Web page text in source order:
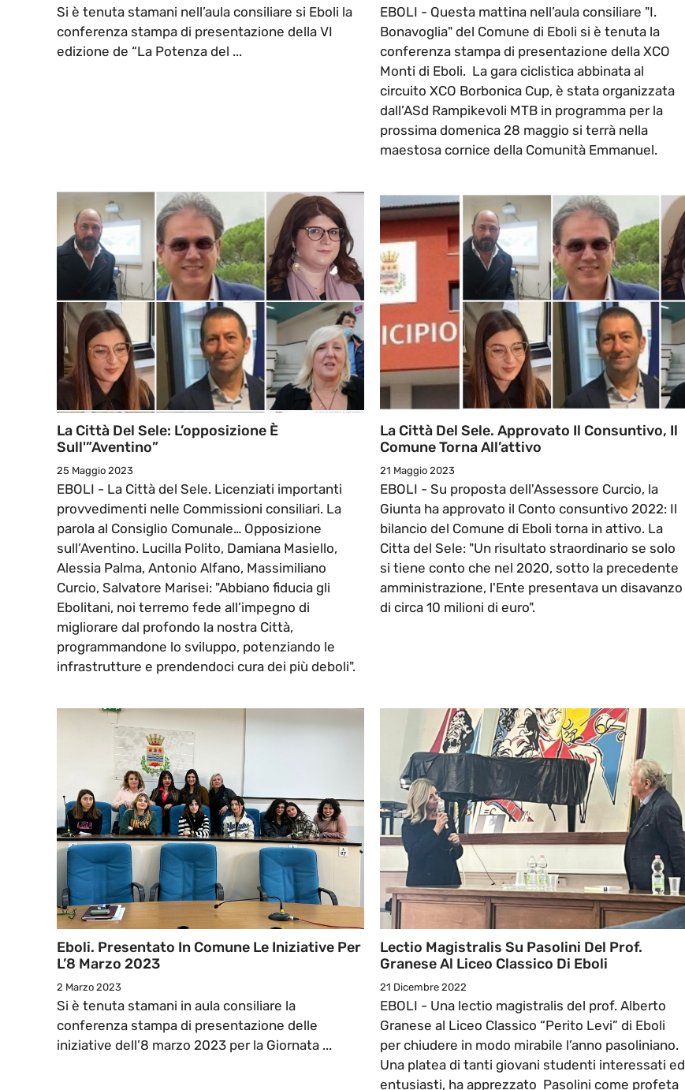
Si è tenuta stamani nell’aula consiliare si Eboli la
conferenza stampa di presentazione della VI
edizione de “La Potenza del ...
EBOLI - Questa mattina nell’aula consiliare "I.
Bonavoglia" del Comune di Eboli si è tenuta la
conferenza stampa di presentazione della XCO
Monti di Eboli. La gara ciclistica abbinata al
circuito XCO Borbonica Cup, è stata organizzata
dall’ASd Rampikevoli MTB in programma per la
prossima domenica 28 maggio si terrà nella
maestosa cornice della Comunità Emmanuel.
La Città Del Sele: L’opposizione È
Sull'”Aventino”
25 Maggio 2023
EBOLI - La Città del Sele. Licenziati importanti
provvedimenti nelle Commissioni consiliari. La
parola al Consiglio Comunale… Opposizione
sull’Aventino. Lucilla Polito, Damiana Masiello,
Alessia Palma, Antonio Alfano, Massimiliano
Curcio, Salvatore Marisei: "Abbiano fiducia gli
Ebolitani, noi terremo fede all’impegno di
migliorare dal profondo la nostra Città,
programmandone lo sviluppo, potenziando le
infrastrutture e prendendoci cura dei più deboli".
La Città Del Sele. Approvato Il Consuntivo, Il
Comune Torna All’attivo
21 Maggio 2023
EBOLI - Su proposta dell'Assessore Curcio, la
Giunta ha approvato il Conto consuntivo 2022: Il
bilancio del Comune di Eboli torna in attivo. La
Citta del Sele: "Un risultato straordinario se solo
si tiene conto che nel 2020, sotto la precedente
amministrazione, l'Ente presentava un disavanzo
di circa 10 milioni di euro".
Eboli. Presentato In Comune Le Iniziative Per
L’8 Marzo 2023
2 Marzo 2023
Si è tenuta stamani in aula consiliare la
conferenza stampa di presentazione delle
iniziative dell’8 marzo 2023 per la Giornata ...
Lectio Magistralis Su Pasolini Del Prof.
Granese Al Liceo Classico Di Eboli
21 Dicembre 2022
EBOLI - Una lectio magistralis del prof. Alberto
Granese al Liceo Classico “Perito Levi” di Eboli
per chiudere in modo mirabile l’anno pasoliniano.
Una platea di tanti giovani studenti interessati ed
entusiasti, ha apprezzato Pasolini come profeta